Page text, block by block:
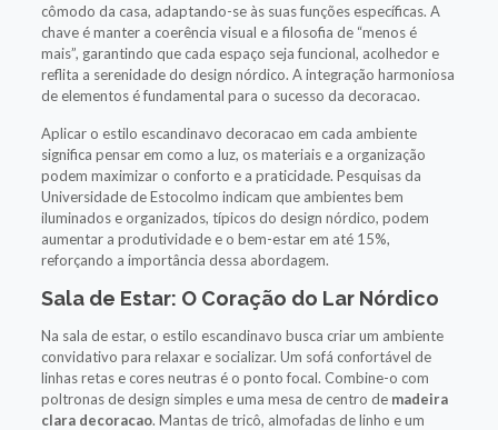
cômodo da casa, adaptando-se às suas funções específicas. A
chave é manter a coerência visual e a filosofia de “menos é
mais”, garantindo que cada espaço seja funcional, acolhedor e
reflita a serenidade do design nórdico. A integração harmoniosa
de elementos é fundamental para o sucesso da decoracao.
Aplicar o estilo escandinavo decoracao em cada ambiente
significa pensar em como a luz, os materiais e a organização
podem maximizar o conforto e a praticidade. Pesquisas da
Universidade de Estocolmo indicam que ambientes bem
iluminados e organizados, típicos do design nórdico, podem
aumentar a produtividade e o bem-estar em até 15%,
reforçando a importância dessa abordagem.
Sala de Estar: O Coração do Lar Nórdico
Na sala de estar, o estilo escandinavo busca criar um ambiente
convidativo para relaxar e socializar. Um sofá confortável de
linhas retas e cores neutras é o ponto focal. Combine-o com
poltronas de design simples e uma mesa de centro de madeira
clara decoracao. Mantas de tricô, almofadas de linho e um